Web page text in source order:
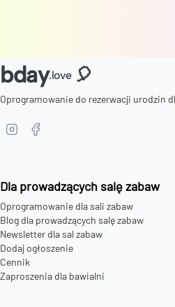
bday.love 🎈
Oprogramowanie do rezerwacji urodzin
Dla prowadzących salę zabaw
Oprogramowanie dla sali zabaw
Blog dla prowadzących salę zabaw
Newsletter dla sal zabaw
Dodaj ogłoszenie
Cennik
Zaproszenia dla bawialni